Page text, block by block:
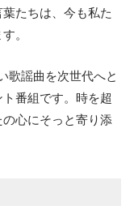
たちは、今も私た
。
歌謡曲を次世代へと
番組です。時を超
心にそっと寄り添